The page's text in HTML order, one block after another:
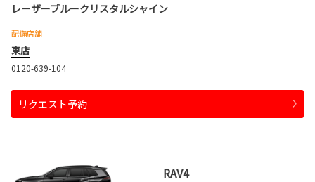
レーザーブルークリスタルシャイン
配備店舗
東店
0120-639-104
リクエスト予約
RAV4